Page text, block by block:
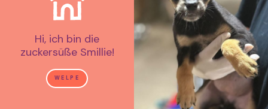
Hi, ich bin die
zuckersüße Smillie!
WELPE